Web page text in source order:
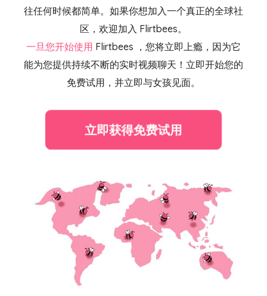
往任何时候都简单。如果你想加入一个真正的全球社
区，欢迎加入 Flirtbees。
一旦您开始使用 Flirtbees ，您将立即上瘾，因为它
能为您提供持续不断的实时视频聊天！立即开始您的
免费试用，并立即与女孩见面。
立即获得免费试用